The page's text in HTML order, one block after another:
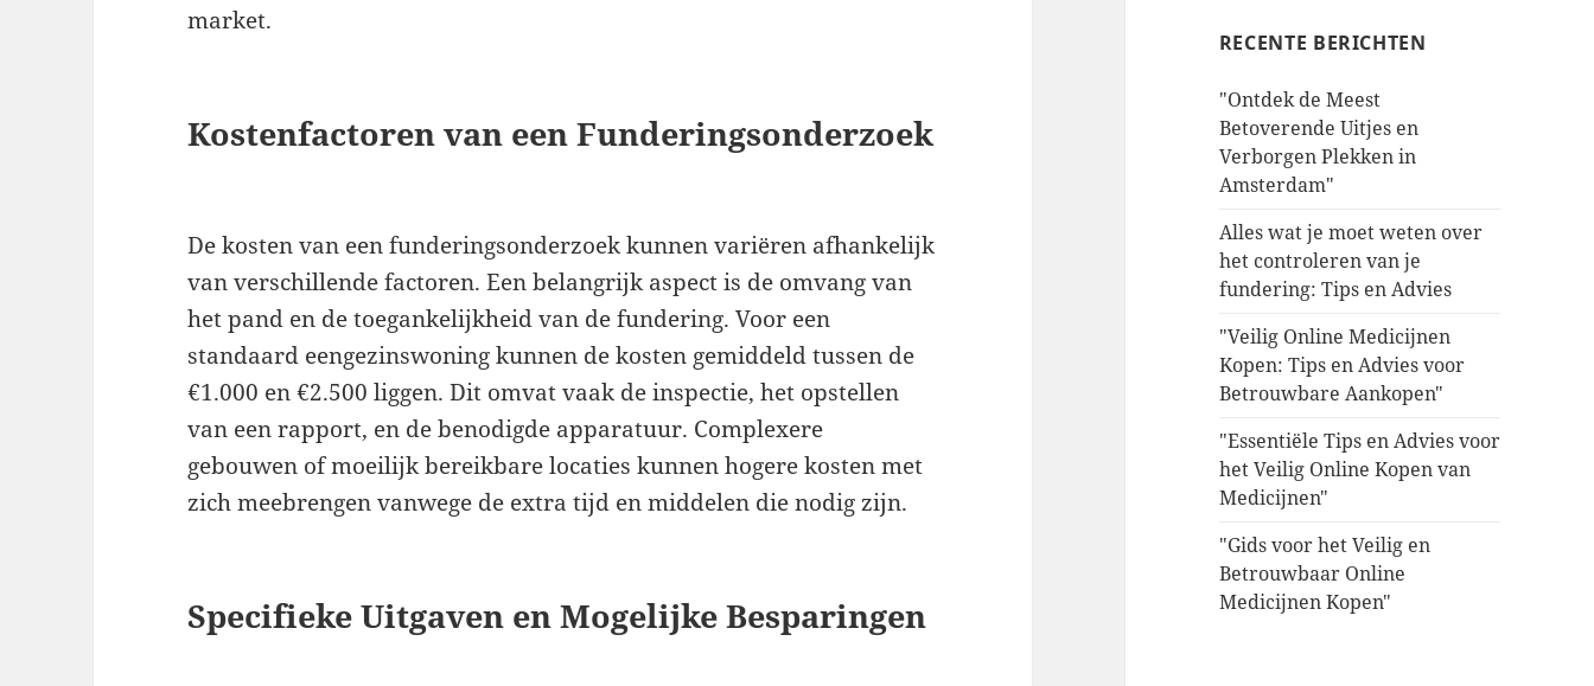
RECENTE BERICHTEN
"Ontdek de Meest
Betoverende Uitjes en
Verborgen Plekken in
Amsterdam"
Alles wat je moet weten over
het controleren van je
fundering: Tips en Advies
"Veilig Online Medicijnen
Kopen: Tips en Advies voor
Betrouwbare Aankopen"
"Essentiële Tips en Advies voor
het Veilig Online Kopen van
Medicijnen"
"Gids voor het Veilig en
Betrouwbaar Online
Medicijnen Kopen"
market.
Kostenfactoren van een Funderingsonderzoek
De kosten van een funderingsonderzoek kunnen variëren afhankelijk
van verschillende factoren. Een belangrijk aspect is de omvang van
het pand en de toegankelijkheid van de fundering. Voor een
standaard eengezinswoning kunnen de kosten gemiddeld tussen de
€1.000 en €2.500 liggen. Dit omvat vaak de inspectie, het opstellen
van een rapport, en de benodigde apparatuur. Complexere
gebouwen of moeilijk bereikbare locaties kunnen hogere kosten met
zich meebrengen vanwege de extra tijd en middelen die nodig zijn.
Specifieke Uitgaven en Mogelijke Besparingen